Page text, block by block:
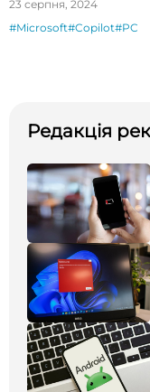
23 серпня, 2024
#Microsoft#Copilot#PC
Редакція